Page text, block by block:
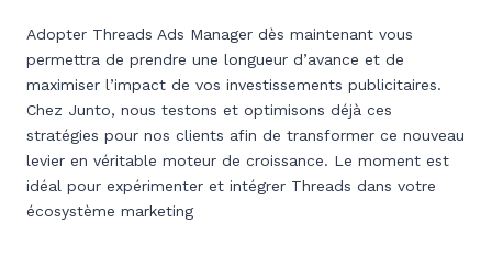
Adopter Threads Ads Manager dès maintenant vous
permettra de prendre une longueur d’avance et de
maximiser l’impact de vos investissements publicitaires.
Chez Junto, nous testons et optimisons déjà ces
stratégies pour nos clients afin de transformer ce nouveau
levier en véritable moteur de croissance. Le moment est
idéal pour expérimenter et intégrer Threads dans votre
écosystème marketing